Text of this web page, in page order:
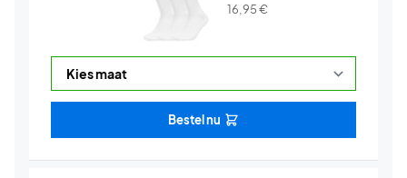
16,95€
Bestel nu